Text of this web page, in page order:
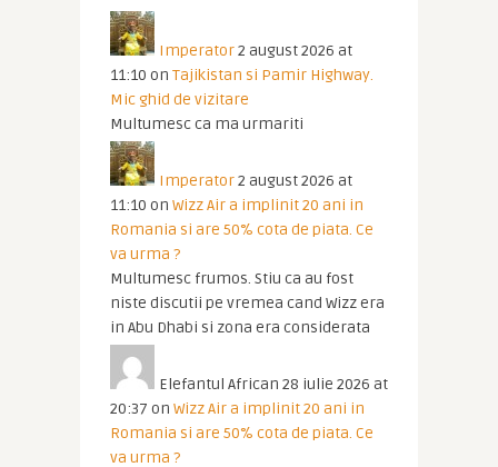
Imperator2 august 2026 at
11:10 on Tajikistan si Pamir Highway.
Mic ghid de vizitare
Multumesc ca ma urmariti
Imperator2 august 2026 at
11:10 on Wizz Air a implinit 20 ani in
Romania si are 50% cota de piata. Ce
va urma ?
Multumesc frumos. Stiu ca au fost
niste discutii pe vremea cand Wizz era
in Abu Dhabi si zona era considerata
Elefantul African 28 iulie 2026 at
20:37 on Wizz Air a implinit 20 ani in
Romania si are 50% cota de piata. Ce
va urma ?